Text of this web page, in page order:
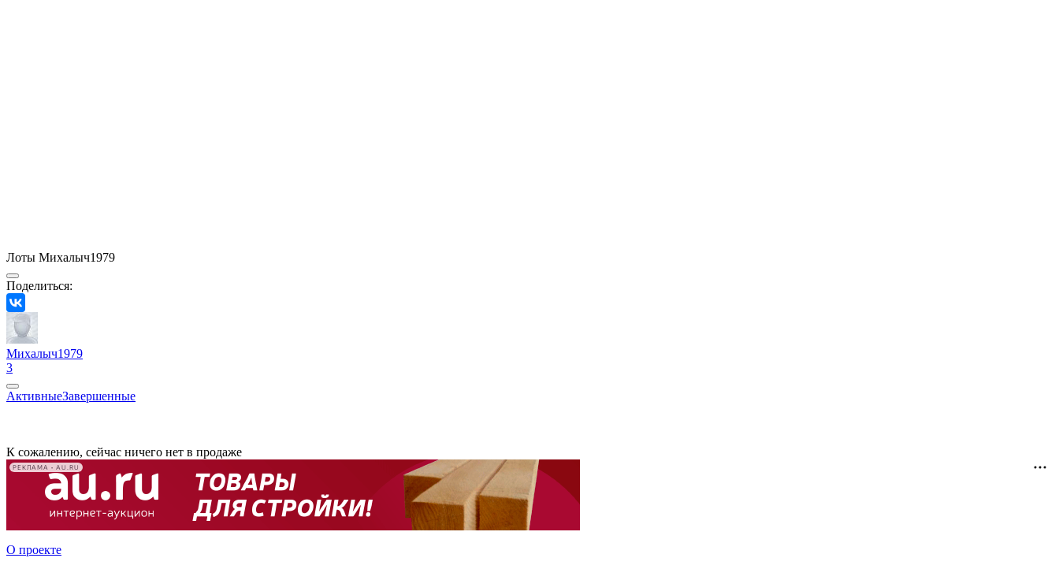
Лоты Михалыч1979
Поделиться:
Михалыч1979
3
АктивныеЗавершенные
К сожалению, сейчас ничего нет в продаже
РЕКЛАМА • AU.RU
О проекте